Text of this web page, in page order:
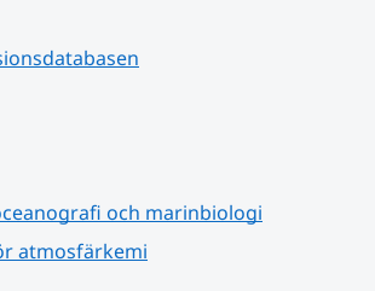
och marinbiologi
atmosfärkemi